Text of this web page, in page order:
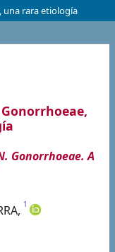
una rara etiología